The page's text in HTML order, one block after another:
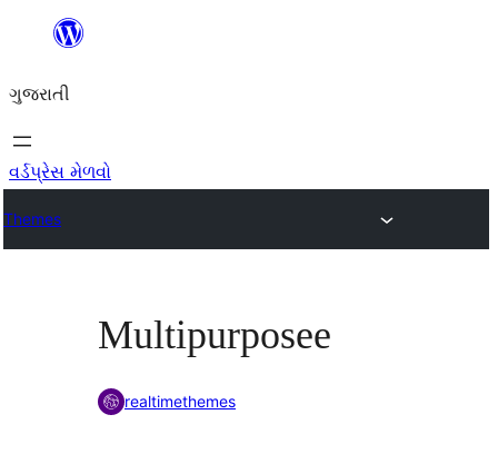
કંટેન્ટ(લખાણ)
જાઓ
ગુજરાતી
વર્ડપ્રેસ મેળવો
Themes
Multipurposee
realtimethemes